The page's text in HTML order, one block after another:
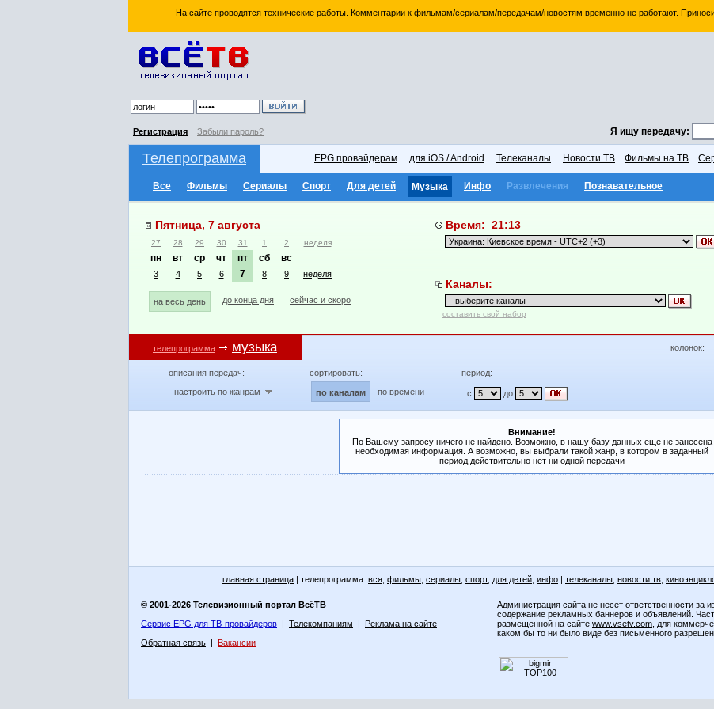
На сайте проводятся технические работы. Комментарии к фильмам/сериалам/передачам/новостям временно не работают.
Регистрация Забыли пароль? Я ищу передачу:
Телепрограмма EPG провайдерам для iOS / Android Телеканалы Новости ТВ Фильмы на ТВ
Все Фильмы Сериалы Спорт Для детей Музыка Инфо Развлечения Познавательное
Пятница, 7 августа
27 28 29 30 31 1 2 неделя
пн вт ср чт пт сб вс
3 4 5 6 7 8 9 неделя
на весь день до конца дня сейчас и скоро
Время: 21:13
Каналы:
составить свой набор
телепрограмма музыка колонок:
описания передач:
настроить по жанрам
сортировать:
по каналам по времени
период:
с до
Внимание!
По Вашему запросу ничего не найдено. Возможно, в нашу базу данных еще не занесена
необходимая информация. А возможно, вы выбрали такой жанр, в котором в заданный
период действительно нет ни одной передачи
главная страница | телепрограмма: вся фильмы сериалы спорт, для детей инфо | телеканалы новости тв
© 2001-2026 Телевизионный портал ВсёТВ
Сервис EPG для ТВ-провайдеров | Телекомпаниям | Реклама на сайте
Обратная связь | Вакансии
Администрация сайта не несет ответственности за
содержание рекламных баннеров и объявлений.
размещенной на сайте www.vsetv.com , для
каком бы то ни было виде без письменного